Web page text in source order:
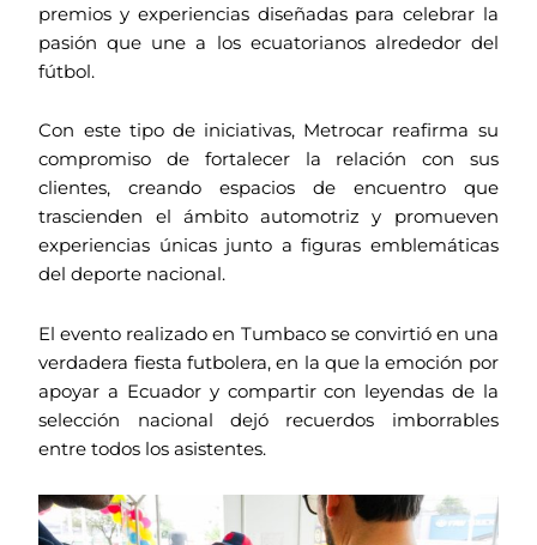
premios y experiencias diseñadas para celebrar la
pasión que une a los ecuatorianos alrededor del
fútbol.
Con este tipo de iniciativas, Metrocar reafirma su
compromiso de fortalecer la relación con sus
clientes, creando espacios de encuentro que
trascienden el ámbito automotriz y promueven
experiencias únicas junto a figuras emblemáticas
del deporte nacional.
El evento realizado en Tumbaco se convirtió en una
verdadera fiesta futbolera, en la que la emoción por
apoyar a Ecuador y compartir con leyendas de la
selección nacional dejó recuerdos imborrables
entre todos los asistentes.